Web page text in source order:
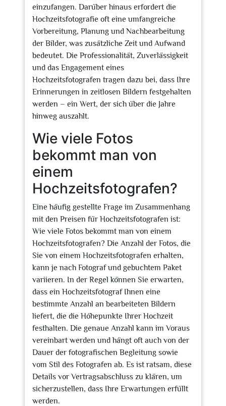
einzufangen. Darüber hinaus erfordert die
Hochzeitsfotografie oft eine umfangreiche
Vorbereitung, Planung und Nachbearbeitung
der Bilder, was zusätzliche Zeit und Aufwand
bedeutet. Die Professionalität, Zuverlässigkeit
und das Engagement eines
Hochzeitsfotografen tragen dazu bei, dass Ihre
Erinnerungen in zeitlosen Bildern festgehalten
werden – ein Wert, der sich über die Jahre
hinweg auszahlt.
Wie viele Fotos
bekommt man von
einem
Hochzeitsfotografen?
Eine häufig gestellte Frage im Zusammenhang
mit den Preisen für Hochzeitsfotografen ist:
Wie viele Fotos bekommt man von einem
Hochzeitsfotografen? Die Anzahl der Fotos, die
Sie von einem Hochzeitsfotografen erhalten,
kann je nach Fotograf und gebuchtem Paket
variieren. In der Regel können Sie erwarten,
dass ein Hochzeitsfotograf Ihnen eine
bestimmte Anzahl an bearbeiteten Bildern
liefert, die die Höhepunkte Ihrer Hochzeit
festhalten. Die genaue Anzahl kann im Voraus
vereinbart werden und hängt oft auch von der
Dauer der fotografischen Begleitung sowie
vom Stil des Fotografen ab. Es ist ratsam, diese
Details vor Vertragsabschluss zu klären, um
sicherzustellen, dass Ihre Erwartungen erfüllt
werden.